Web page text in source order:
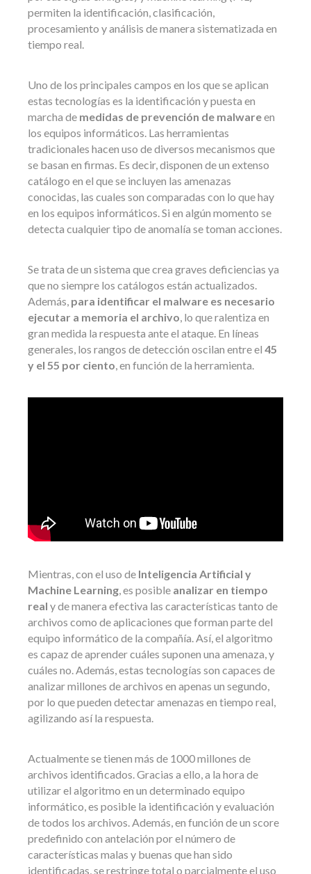
permiten la identificación, clasificación,
procesamiento y análisis de manera sistematizada en
tiempo real.
Uno de los principales campos en los que se aplican
estas tecnologías es la identificación y puesta en
marcha de medidas de prevención de malwareen
los equipos informáticos. Las herramientas
tradicionales hacen uso de diversos mecanismos que
se basan en firmas. Es decir, disponen de un extenso
catálogo en el que se incluyen las amenazas
conocidas, las cuales son comparadas con lo que hay
en los equipos informáticos. Si en algún momento se
detecta cualquier tipo de anomalía se toman acciones.
Se trata de un sistema que crea graves deficiencias ya
que no siempre los catálogos están actualizados.
Además, para identificar el malware es necesario
ejecutar a memoria el archivo, lo que ralentiza en
gran medida la respuesta ante el ataque. En líneas
generales, los rangos de detección oscilan entre el 45
y el 55 por ciento, en función de la herramienta.
Mientras, con el uso de Inteligencia Artificial y
Machine Learning, es posible analizar en tiempo
real y de manera efectiva las características tanto de
archivos como de aplicaciones que forman parte del
equipo informático de la compañía. Así, el algoritmo
es capaz de aprender cuáles suponen una amenaza, y
cuáles no. Además, estas tecnologías son capaces de
analizar millones de archivos en apenas un segundo,
por lo que pueden detectar amenazas en tiempo real,
agilizando así la respuesta.
Actualmente se tienen más de 1000 millones de
archivos identificados. Gracias a ello, a la hora de
utilizar el algoritmo en un determinado equipo
informático, es posible la identificación y evaluación
de todos los archivos. Además, en función de un score
predefinido con antelación por el número de
características malas y buenas que han sido
identificadas, se restringe total o parcialmente el uso